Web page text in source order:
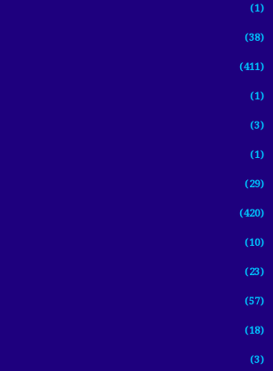
(1)
(38)
(411)
(1)
(3)
(1)
(29)
(420)
(10)
(23)
(57)
(18)
(3)